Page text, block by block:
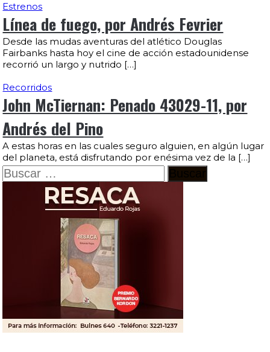
Estrenos
Línea de fuego, por Andrés Fevrier
Desde las mudas aventuras del atlético Douglas
Fairbanks hasta hoy el cine de acción estadounidense
recorrió un largo y nutrido […]
Recorridos
John McTiernan: Penado 43029-11, por
Andrés del Pino
A estas horas en las cuales seguro alguien, en algún lugar
del planeta, está disfrutando por enésima vez de la […]
Buscar: